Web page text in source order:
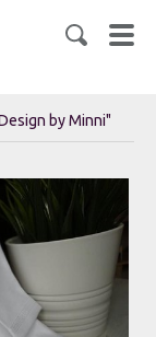
by Minni"